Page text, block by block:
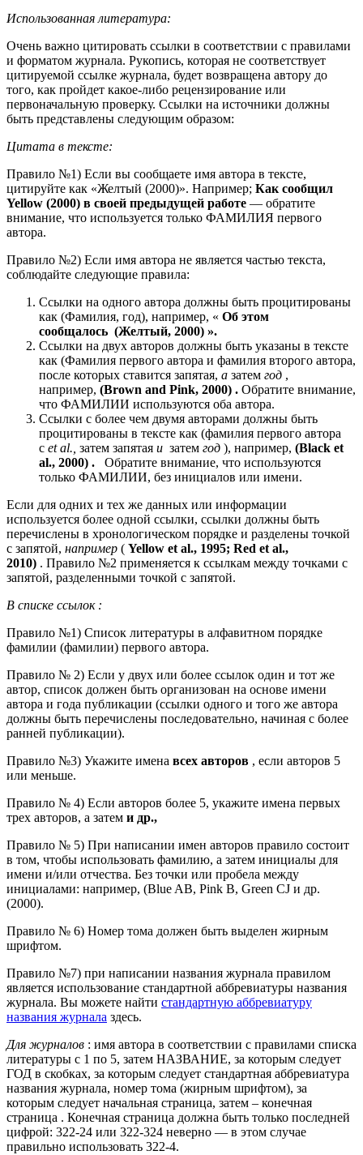
Использованная литература:
Очень важно цитировать ссылки в соответствии с правилами
и форматом журнала. Рукопись, которая не соответствует
цитируемой ссылке журнала, будет возвращена автору до
того, как пройдет какое-либо рецензирование или
первоначальную проверку. Ссылки на источники должны
быть представлены следующим образом:
Цитата в тексте:
Правило №1) Если вы сообщаете имя автора в тексте,
цитируйте как «Желтый (2000)». Например; Как сообщил
Yellow (2000) в своей предыдущей работе ― обратите
внимание, что используется только ФАМИЛИЯ первого
автора.
Правило №2) Если имя автора не является частью текста,
соблюдайте следующие правила:
Ссылки на одного автора должны быть процитированы
как (Фамилия, год), например, « Об этом
сообщалось (Желтый, 2000) ».
Ссылки на двух авторов должны быть указаны в тексте
как (Фамилия первого автора и фамилия второго автора,
после которых ставится запятая, а затем год ,
например, (Brown and Pink, 2000) . Обратите внимание,
что ФАМИЛИИ используются оба автора.
Ссылки с более чем двумя авторами должны быть
процитированы в тексте как (фамилия первого автора
с et al., затем запятая и затем год ), например, (Black et
al., 2000) .
Обратите внимание, что используются
только ФАМИЛИИ, без инициалов или имени.
Если для одних и тех же данных или информации
используется более одной ссылки, ссылки должны быть
перечислены в хронологическом порядке и разделены точкой
с запятой, например ( Yellow et al., 1995; Red et al.,
2010) . Правило №2 применяется к ссылкам между точками с
запятой, разделенными точкой с запятой.
В списке ссылок:
Правило №1) Список литературы в алфавитном порядке
фамилии (фамилии) первого автора.
Правило № 2) Если у двух или более ссылок один и тот же
автор, список должен быть организован на основе имени
автора и года публикации (ссылки одного и того же автора
должны быть перечислены последовательно, начиная с более
ранней публикации).
Правило №3) Укажите имена всех авторов , если авторов 5
или меньше.
Правило № 4) Если авторов более 5, укажите имена первых
трех авторов, а затем и др.,
Правило № 5) При написании имен авторов правило состоит
в том, чтобы использовать фамилию, а затем инициалы для
имени и/или отчества. Без точки или пробела между
инициалами: например, (Blue AB, Pink B, Green CJ и др.
(2000).
Правило № 6) Номер тома должен быть выделен жирным
шрифтом.
Правило №7) при написании названия журнала правилом
является использование стандартной аббревиатуры названия
журнала. Вы можете найти стандартную аббревиатуру
названия журнала здесь.
Для журналов : имя автора в соответствии с правилами списка
литературы с 1 по 5, затем НАЗВАНИЕ, за которым следует
ГОД в скобках, за которым следует стандартная аббревиатура
названия журнала, номер тома (жирным шрифтом), за
которым следует начальная страница, затем – конечная
страница . Конечная страница должна быть только последней
цифрой: 322-24 или 322-324 неверно ― в этом случае
правильно использовать 322-4.